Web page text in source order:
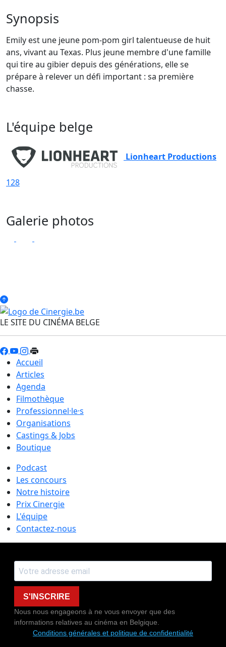
Synopsis
Emily est une jeune pom-pom girl talentueuse de huit
ans, vivant au Texas. Plus jeune membre d'une famille
qui tire au gibier depuis des générations, elle se
prépare à relever un défi important : sa première
chasse.
L'équipe belge
Lionheart Productions
128
Galerie photos
LE SITE DU CINÉMA BELGE
Accueil
Articles
Agenda
Filmothèque
Professionnel·le·s
Organisations
Castings & Jobs
Boutique
Podcast
Les concours
Notre histoire
Prix Cinergie
L'équipe
Contactez-nous
S'INSCRIRE
Nous nous engageons à ne vous envoyer que des
informations relatives au cinéma en Belgique.
Conditions générales et politique de confidentialité